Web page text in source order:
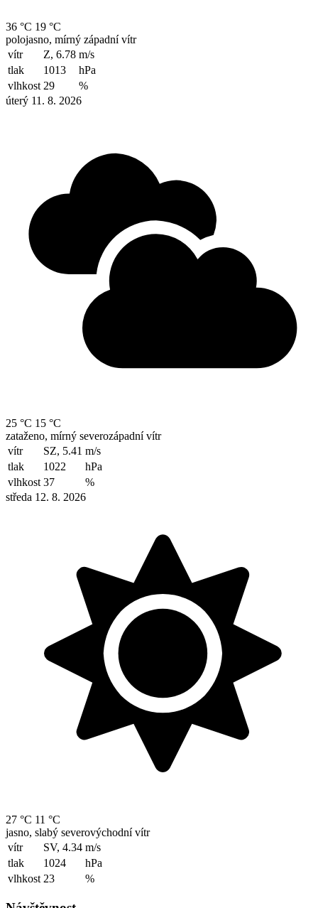
36 °C 19 °C
polojasno, mírný západní vítr
vítr
Z, 6.78 m/s
tlak
1013
hPa
vlhkost 29
%
úterý 11. 8. 2026
25 °C 15 °C
zataženo, mírný severozápadní vítr
vítr
SZ, 5.41 m/s
tlak
1022
hPa
vlhkost 37
%
středa 12. 8. 2026
27 °C 11 °C
jasno, slabý severovýchodní vítr
vítr
SV, 4.34 m/s
tlak
1024
hPa
vlhkost 23 %